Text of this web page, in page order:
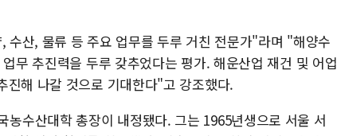
산, 물류 등 주요 업무를 두루 거친 전문가"라며 "해양수
무 추진력을 두루 갖추었다는 평가. 해운산업 재건 및 어업
진해 나갈 것으로 기대한다"고 강조했다.
수산대학 총장이 내정됐다. 그는 1965년생으로 서울 서